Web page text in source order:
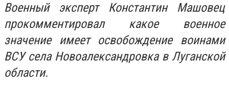
Военный эксперт Константин Машовец
прокомментировал какое военное
значение имеет освобождение воинами
ВСУ села Новоалександровка в Луганской
области.